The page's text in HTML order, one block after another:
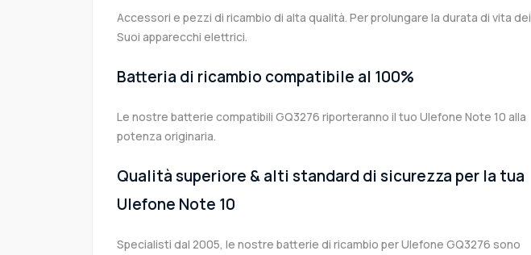
Accessori e pezzi di ricambio di alta qualità. Per prolungare la durata di vita dei
Suoi apparecchi elettrici.
Batteria di ricambio compatibile al 100%
Le nostre batterie compatibili GQ3276 riporteranno il tuo Ulefone Note 10 alla
potenza originaria.
Qualità superiore & alti standard di sicurezza per la tua
Ulefone Note 10
Specialisti dal 2005, le nostre batterie di ricambio per Ulefone GQ3276 sono